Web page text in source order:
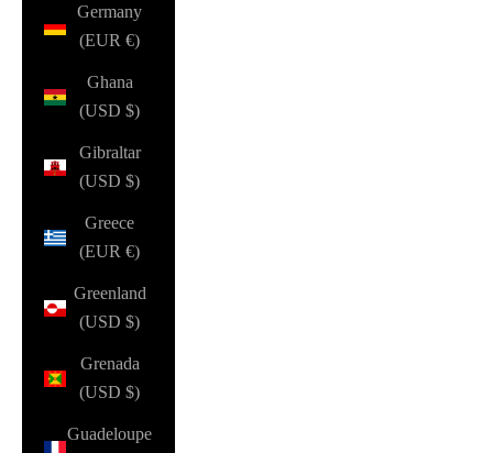
Germany
(EUR €)
Ghana
(USD $)
Gibraltar
(USD $)
Greece
(EUR €)
Greenland
(USD $)
Grenada
(USD $)
Guadeloupe